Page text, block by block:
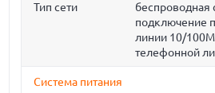
Тип сети
беспроводная
подключение
линии 10/
телефонной
Система питания